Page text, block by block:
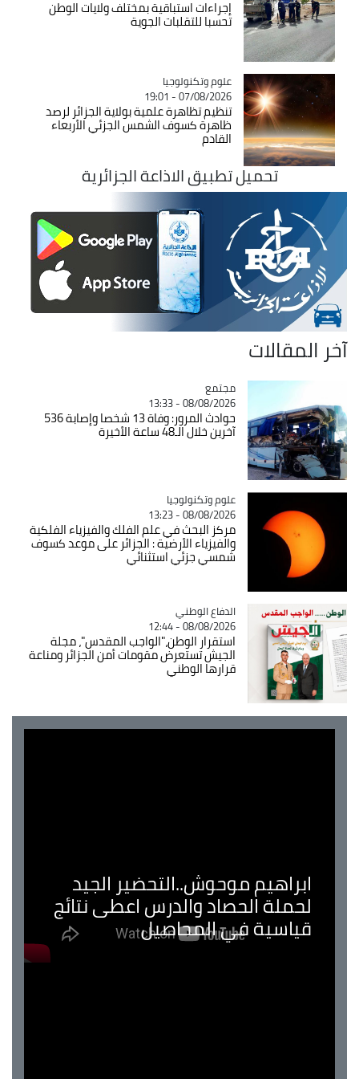
إجراءات استباقية بمختلف ولايات الوطن
تحسبا للتقلبات الجوية
Catégorie
علوم وتكنولوجيا
07/08/2026 - 19:01
تنظيم تظاهرة علمية بولاية الجزائر لرصد
ظاهرة كسوف الشمس الجزئي الأربعاء
القادم
تحميل تطبيق الاذاعة الجزائرية
آخر المقالات
Catégorie
مجتمع
08/08/2026 - 13:33
حوادث المرور: وفاة 13 شخصا وإصابة 536
آخرين خلال الـ48 ساعة الأخيرة
Catégorie
علوم وتكنولوجيا
08/08/2026 - 13:23
مركز البحث في علم الفلك والفيزياء الفلكية
والفيزياء الأرضية : الجزائر على موعد كسوف
شمسي جزئي استثنائي
Catégorie
الدفاع الوطني
08/08/2026 - 12:44
استقرار الوطن،"الواجب المقدس"، مجلة
الجيش تستعرض مقومات أمن الجزائر ومناعة
قرارها الوطني
ابراهيم موحوش..التحضير الجيد
لحملة الحصاد والدرس اعطى نتائج
قياسية في المحاصيل